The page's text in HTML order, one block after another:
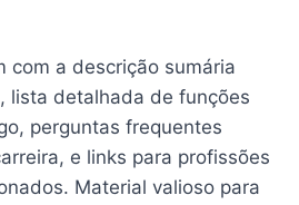
com a descrição sumária
lista detalhada de funções
perguntas frequentes
e links para profissões
Material valioso para